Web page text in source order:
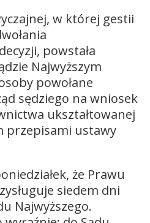
w której gestii
powstała
Najwyższym
powołane
sędziego na wniosek
ukształtowanej
przepisami ustawy
że Prawu
siedem dni
Najwyższego.